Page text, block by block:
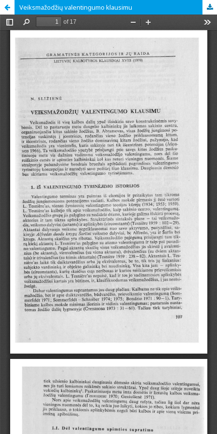
Veiksmažodžių valentingumo klausimu